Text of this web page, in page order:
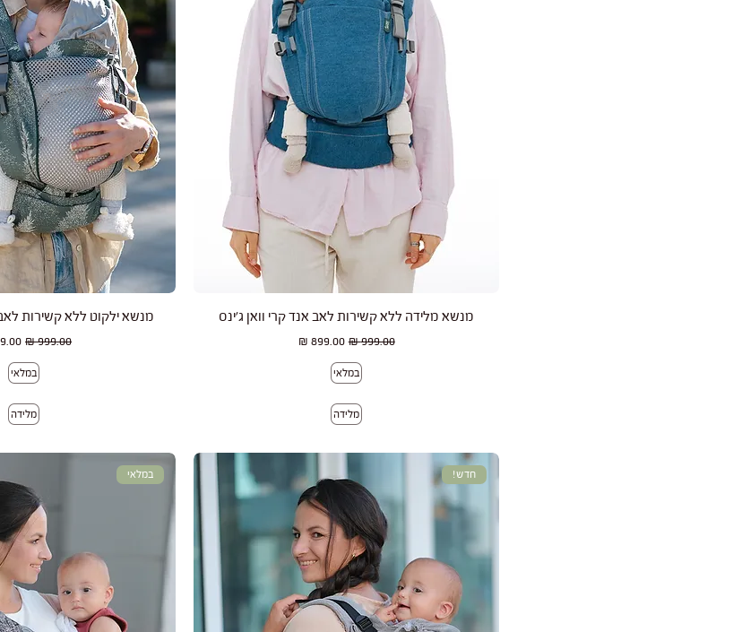
תצוגה מהירה
מנשא מלידה ללא קשירות לאב אנד קרי וואן ג'ינס
מחיר רגיל‏999.00 ‏₪ מחיר מבצע‏899.00 ‏₪
במלאי
מלידה
תצוגה
מנשא ילקוט ללא קשירות
מחיר רגיל
במלאי
מלידה
חדש! במלאי